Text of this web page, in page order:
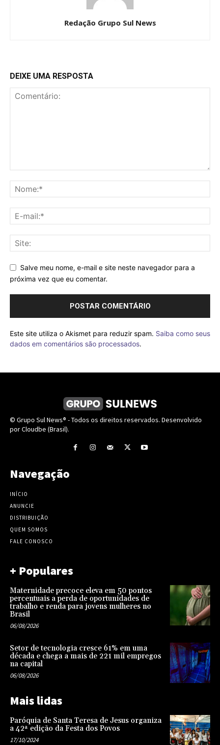
Redação Grupo Sul News
DEIXE UMA RESPOSTA
Salve meu nome, e-mail e site neste navegador para a
próxima vez que eu comentar.
Este site utiliza o Akismet para reduzir spam. Saiba como seus
dados em comentários são processados.
© Grupo Sul News® - Todos os direitos reservados. Desenvolvido
por Cloudbe (Brasil).
Navegação
INÍCIO
ANUNCIE
DISTRIBUIÇÃO
QUEM SOMOS
FALE CONOSCO
+ Populares
Maternidade precoce eleva em 50 pontos
percentuais a perda de oportunidades de
trabalho e renda para jovens mulheres no
Brasil
06/08/2026
Setor de tecnologia cresce 61% em uma
década e chega a mais de 221 mil empregos
na capital
06/08/2026
Mais lidas
Paróquia de Santa Teresa de Jesus organiza
a 42ª edição da Festa dos Povos
17/10/2024